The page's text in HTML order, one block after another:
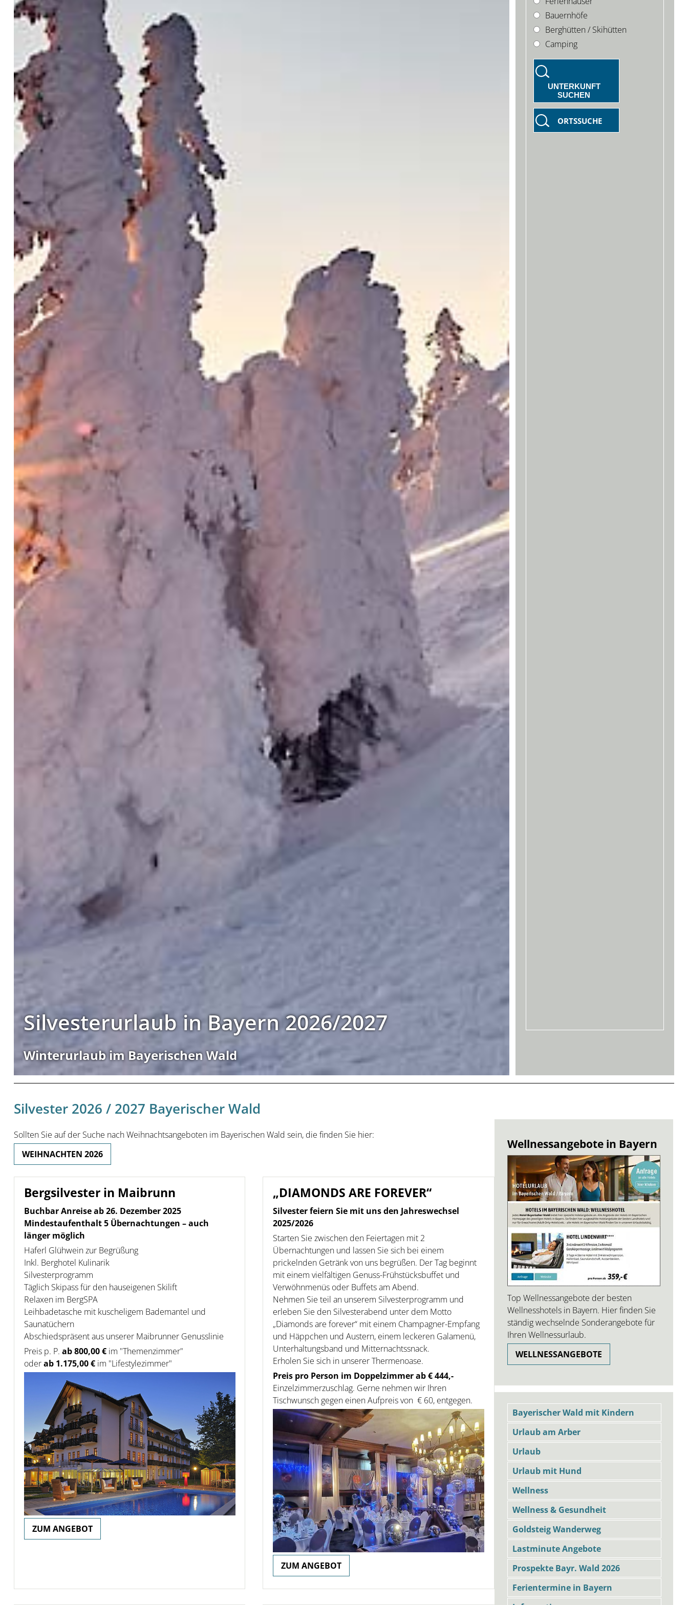
Silvesterurlaub in Bayern 2026/2027
Winterurlaub im Bayerischen Wald
Bauernhöfe
Berghütten / Skihütten
Camping
UNTERKUNFT
SUCHEN
ORTSSUCHE
Silvester 2026 / 2027 Bayerischer Wald
Sollten Sie auf der Suche nach Weihnachtsangeboten im Bayerischen Wald sein, die finden Sie hier:
WEIHNACHTEN 2026
Bergsilvester in Maibrunn
Buchbar Anreise ab 26. Dezember 2025
Mindestaufenthalt 5 Übernachtungen – auch
länger möglich
Haferl Glühwein zur Begrüßung
Inkl. Berghotel Kulinarik
Silvesterprogramm
Täglich Skipass für den hauseigenen Skilift
Relaxen im BergSPA
Leihbadetasche mit kuscheligem Bademantel und
Saunatüchern
Abschiedspräsent aus unserer Maibrunner Genusslinie
Preis p. P. ab 800,00 €im "Themenzimmer"
oderab 1.175,00 € im "Lifestylezimmer"
ZUM ANGEBOT
„DIAMONDS ARE FOREVER“
Silvester feiern Sie mit uns den Jahreswechsel
2025/2026
Starten Sie zwischen den Feiertagen mit 2
Übernachtungen und lassen Sie sich bei einem
prickelnden Getränk von uns begrüßen. Der Tag beginnt
mit einem vielfältigen Genuss-Frühstücksbuffet und
Verwöhnmenüs oder Buffets am Abend.
Nehmen Sie teil an unserem Silvesterprogramm und
erleben Sie den Silvesterabend unter dem Motto
„Diamonds are forever“ mit einem Champagner-Empfang
und Häppchen und Austern, einem leckeren Galamenü,
Unterhaltungsband und Mitternachtssnack.
Erholen Sie sich in unserer Thermenoase.
Preis pro Person im Doppelzimmer ab € 444,-
Einzelzimmerzuschlag. Gerne nehmen wir Ihren
Tischwunsch gegen einen Aufpreis von € 60, entgegen.
ZUM ANGEBOT
Wellnessangebote in Bayern
Top Wellnessangebote der besten
Wellnesshotels in Bayern. Hier finden Sie
ständig wechselnde Sonderangebote für
Ihren Wellnessurlaub.
WELLNESSANGEBOTE
Bayerischer Wald mit Kindern
Urlaub am Arber
Urlaub
Urlaub mit Hund
Wellness
Wellness & Gesundheit
Goldsteig Wanderweg
Lastminute Angebote
Prospekte Bayr. Wald 2026
Ferientermine in Bayern